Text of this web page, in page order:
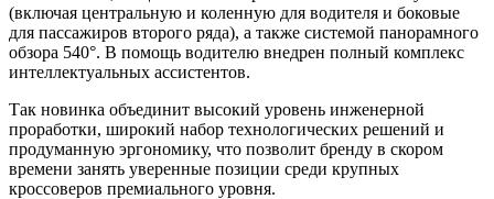
(включая центральную и коленную для водителя и боковые
для пассажиров второго ряда), а также системой панорамного
обзора 540°. В помощь водителю внедрен полный комплекс
интеллектуальных ассистентов.
Так новинка объединит высокий уровень инженерной
проработки, широкий набор технологических решений и
продуманную эргономику, что позволит бренду в скором
времени занять уверенные позиции среди крупных
кроссоверов премиального уровня.